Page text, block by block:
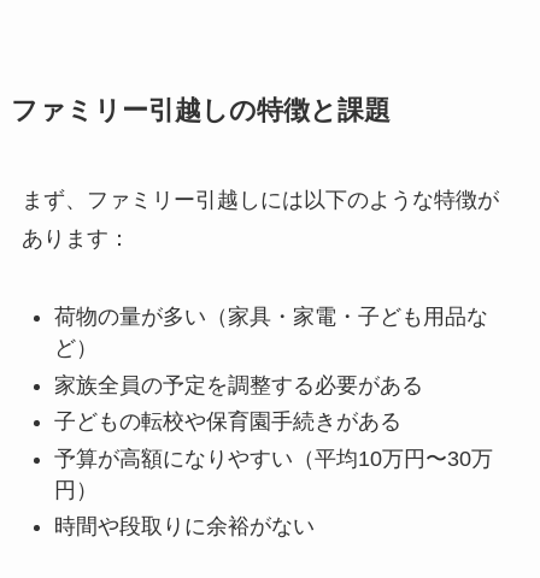
ファミリー引越しの特徴と課題
まず、ファミリー引越しには以下のような特徴が
あります：
荷物の量が多い（家具・家電・子ども用品な
ど）
家族全員の予定を調整する必要がある
子どもの転校や保育園手続きがある
予算が高額になりやすい（平均10万円〜30万
円）
時間や段取りに余裕がない